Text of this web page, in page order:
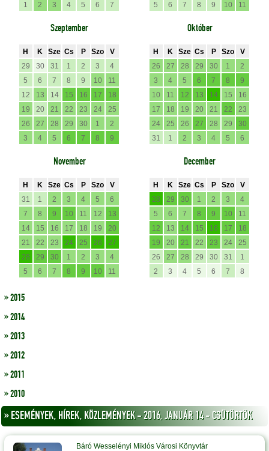
1
2 3 4 5 6 7
5
6 7 8 9 10 11
Szeptember
H K Sze Cs P Szo
V
29
30 31 1 2 3
4
5
6 7 8 9 10
11
12
13 14 15 16 17
18
19
20 21 22 23 24
25
26
27 28 29 30 1
2
3
4 5 6 7 8 9
Október
H K Sze Cs P Szo
V
26
27 28 29 30 1
2
3
4 5 6 7 8
9
10
11 12 13 14 15
16
17
18 19 20 21 22
23
24
25 26 27 28 29
30
31
1 2 3 4 5 6
November
H K Sze Cs P Szo
V
31
1 2 3 4 5
6
7
8 9 10 11 12
13
14
15 16 17 18 19
20
21
22 23 24 25 26
27
28
29 30 1 2 3
4
5
6 7 8 9 10 11
December
H K Sze Cs P Szo
V
28
29 30 1 2 3
4
5
6 7 8 9 10
11
12
13 14 15 16 17
18
19
20 21 22 23 24
25
26
27 28 29 30 31
1
2
3 4 5 6 7 8
» 2015
» 2014
» 2013
» 2012
» 2011
» 2010
» ESEMÉNYEK, HÍREK, KÖZLEMÉNYEK - 2016, JANUÁR 14 - CSÜTÖRTÖK
Báró Wesselényi Miklós Városi Könyvtár